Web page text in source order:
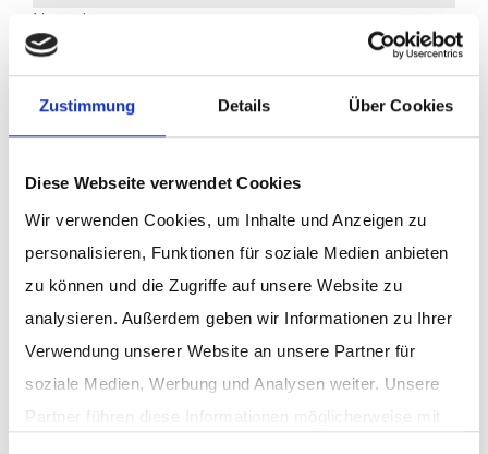
Zustimmung Details Über Cookies
Diese Webseite verwendet Cookies
Wir verwenden Cookies, um Inhalte und Anzeigen zu
personalisieren, Funktionen für soziale Medien anbieten
zu können und die Zugriffe auf unsere Website zu
analysieren. Außerdem geben wir Informationen zu Ihrer
Verwendung unserer Website an unsere Partner für
soziale Medien, Werbung und Analysen weiter. Unsere
Partner führen diese Informationen möglicherweise mit
Name *
Straße*
PLZ*
Ort*
Datenschutzbestimmungen akzeptieren